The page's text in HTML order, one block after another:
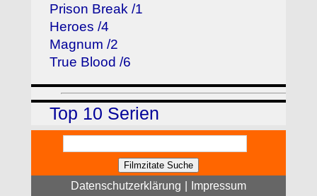
Prison Break /1
Heroes /4
Magnum /2
True Blood /6
Top 10 Serien
Datenschutzerklärung Impressum